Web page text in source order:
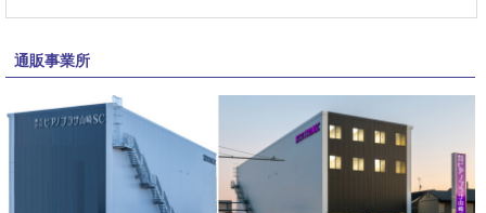
通販事業所